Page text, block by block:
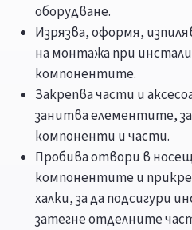
оборудване.
Изрязва, оформя,
на монтажа при
компонентите.
Закрепва части и
занитва елементите, за
компоненти и части.
Пробива отвори в
компонентите и
халки, за да подсигури
затегне отделните